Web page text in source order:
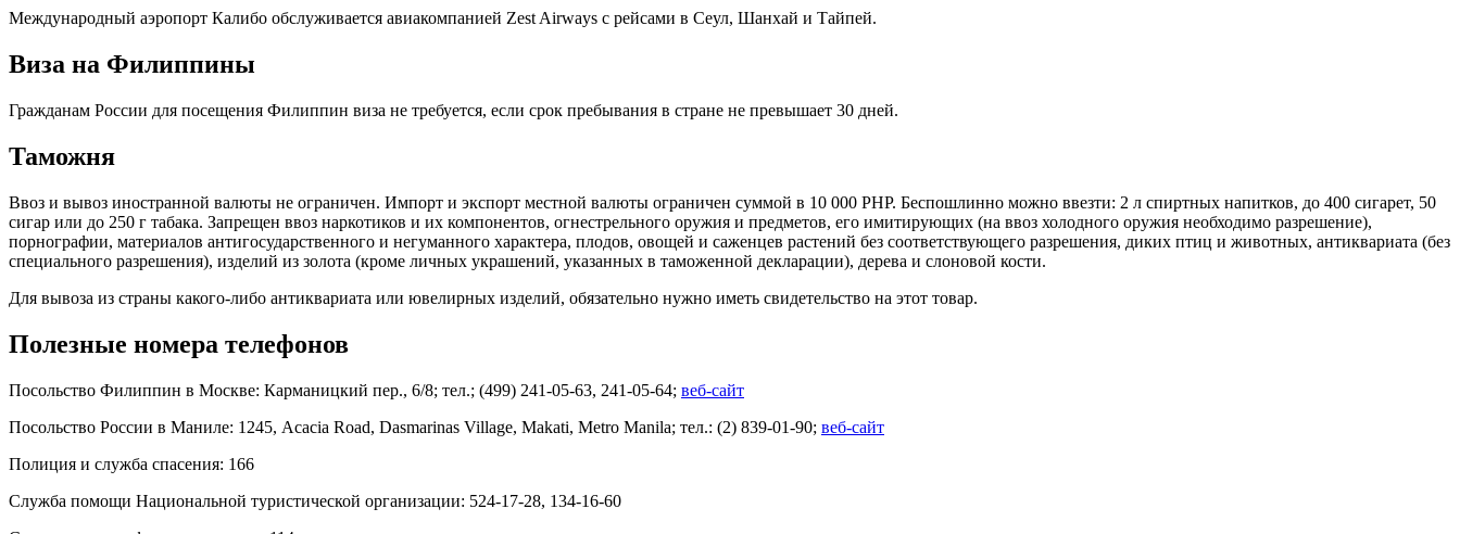
Международный аэропорт Калибо обслуживается авиакомпанией Zest Airways с рейсами в Сеул, Шанхай и Тайпей.
Виза на Филиппины
Гражданам России для посещения Филиппин виза не требуется, если срок пребывания в стране не превышает 30 дней.
Таможня
Ввоз и вывоз иностранной валюты не ограничен. Импорт и экспорт местной валюты ограничен суммой в 10 000 PHP. Беспошлинно можно ввезти: 2 л спиртных напитков, до 400 сигарет, 50
сигар или до 250 г табака. Запрещен ввоз наркотиков и их компонентов, огнестрельного оружия и предметов, его имитирующих (на ввоз холодного оружия необходимо разрешение),
порнографии, материалов антигосударственного и негуманного характера, плодов, овощей и саженцев растений без соответствующего разрешения, диких птиц и животных, антиквариата (без
специального разрешения), изделий из золота (кроме личных украшений, указанных в таможенной декларации), дерева и слоновой кости.
Для вывоза из страны какого-либо антиквариата или ювелирных изделий, обязательно нужно иметь свидетельство на этот товар.
Полезные номера телефонов
Посольство Филиппин в Москве: Карманицкий пер., 6/8; тел.; (499) 241-05-63, 241-05-64; веб-сайт
Посольство России в Маниле: 1245, Acacia Road, Dasmarinas Village, Makati, Metro Manila; тел.: (2) 839-01-90; веб-сайт
Полиция и служба спасения: 166
Служба помощи Национальной туристической организации: 524-17-28, 134-16-60